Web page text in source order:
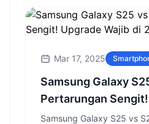
Mar 17, 2025
Samsung Galaxy
Pertarungan
di 2025?
Samsung Galaxy S25 vs